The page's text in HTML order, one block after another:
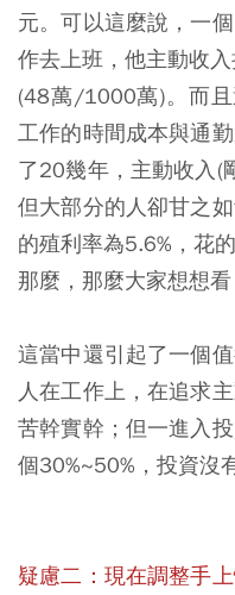
元。可以這麼說，一
作去上班，他主動收
(48萬/1000萬)。而
工作的時間成本與通
了20幾年，主動收入(
但大部分的人卻甘之
的殖利率為5.6%，花
那麼，那麼大家想想
這當中還引起了一個
人在工作上，在追求
苦幹實幹；但一進入
個30%~50%，投資沒
疑慮二：現在調整手